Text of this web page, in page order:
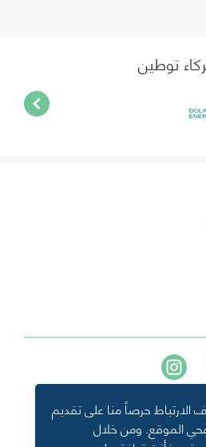
حرصاً منا على تقديم
الموقع. ومن خلال
توطين